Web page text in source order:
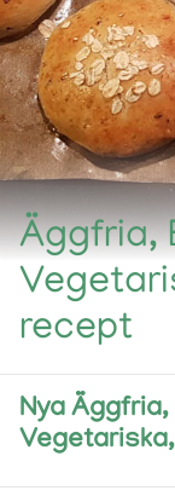
Äggfria,
recept
Nya